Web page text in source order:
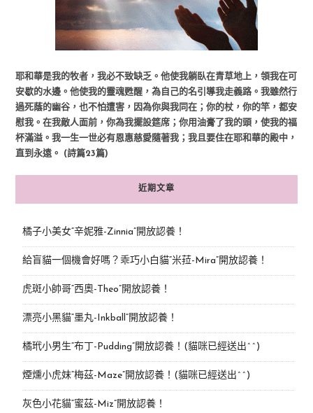
耶和華是我的牧者，我必不致缺乏。他使我躺臥在青草地上，領我在可
安歇的水邊。他使我的靈魂甦醒，為自己的名引導我走義路。我雖然行
過死蔭的幽谷，也不怕遭害，因為你與我同在；你的杖，你的竿，都安
慰我。在我敵人面前，你為我擺設筵席；你用油膏了我的頭，使我的福
杯滿溢。我一生一世必有恩惠慈愛隨著我；我且要住在耶和華的殿中，
直到永遠。 (詩篇23篇)
近期文章
橘子小美女“辛妮雅-Zinnia”開放認養！
給盲貓一個機會好嗎？乖巧小白貓“米菈-Mira”開放認養！
虎斑小帥哥“西奧-Theo”開放認養！
漂亮小黑貓“墨丸-Inkball”開放認養！
橘玳小男生“布丁-Pudding”開放認養！(貓咪已經送出^^)
煙燻小虎妹“梅茲-Maze”開放認養！(貓咪已經送出^^)
灰色小花貓“蜜茲-Miz”開放認養！